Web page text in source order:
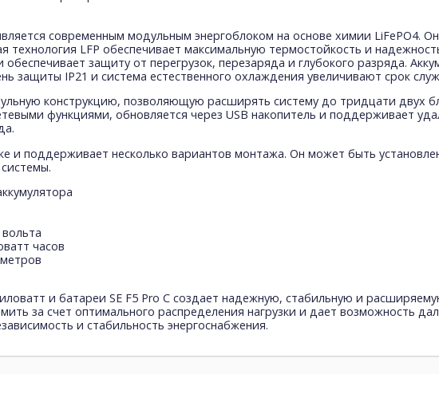
современным модульным энергоблоком на основе химии
технология LFP обеспечивает максимальную термостойкость и
обеспечивает защиту от перегрузок, перезаряда и глубокого разряда.
защиты IP21 и система естественного охлаждения увеличивают срок
конструкцию, позволяющую расширять систему до тридцати двух
функциями, обновляется через USB накопитель и поддерживает
и поддерживает несколько вариантов монтажа. Он может быть
часов
и батареи SE F5 Pro C создает надежную, стабильную и
за счет оптимального распределения нагрузки и дает возможность
и стабильность энергоснабжения.